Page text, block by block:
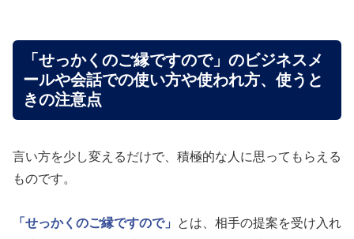
「せっかくのご縁ですので」のビジネスメ
ールや会話での使い方や使われ方、使うと
きの注意点
言い方を少し変えるだけで、積極的な人に思ってもらえる
ものです。
「せっかくのご縁ですので」
とは、相手の提案を受け入れ